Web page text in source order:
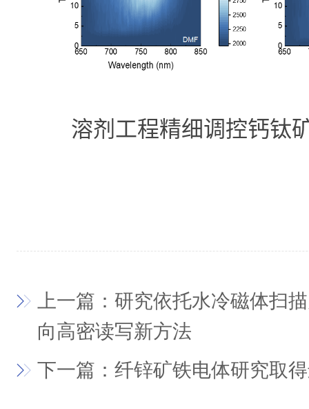
溶剂工程精细调控钙钛
上一篇：研究依托水冷磁体扫
向高密读写新方法
下一篇：纤锌矿铁电体研究取